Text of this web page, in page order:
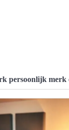
persoonlijk